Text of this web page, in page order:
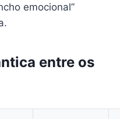
emocional”
entre os